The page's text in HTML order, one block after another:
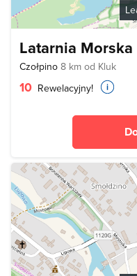
Latarnia Morska
Czołpino 8 km od Kluk
10 Rewelacyjny!